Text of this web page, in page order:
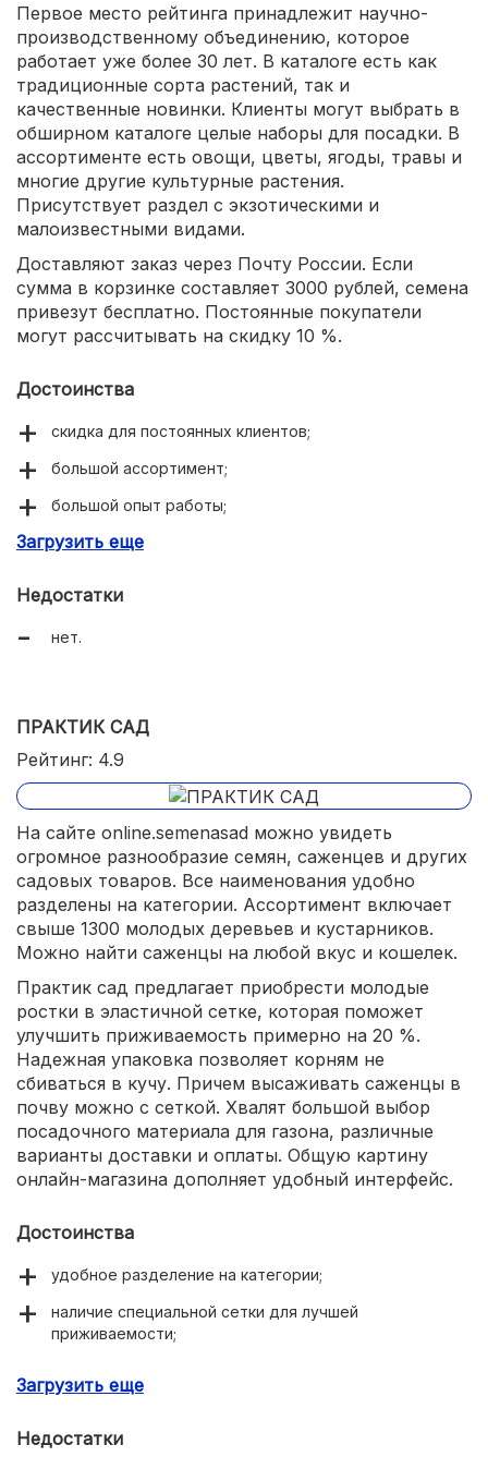
Первое место рейтинга принадлежит научно-
производственному объединению, которое
работает уже более 30 лет. В каталоге есть как
традиционные сорта растений, так и
качественные новинки. Клиенты могут выбрать в
обширном каталоге целые наборы для посадки. В
ассортименте есть овощи, цветы, ягоды, травы и
многие другие культурные растения.
Присутствует раздел с экзотическими и
малоизвестными видами.
Доставляют заказ через Почту России. Если
сумма в корзинке составляет 3000 рублей, семена
привезут бесплатно. Постоянные покупатели
могут рассчитывать на скидку 10 %.
Достоинства
скидка для постоянных клиентов;
большой ассортимент;
большой опыт работы;
много хороших отзывов;
Загрузить еще
Недостатки
нет.
ПРАКТИК САД
Рейтинг: 4.9
На сайте online.semenasad можно увидеть
огромное разнообразие семян, саженцев и других
садовых товаров. Все наименования удобно
разделены на категории. Ассортимент включает
свыше 1300 молодых деревьев и кустарников.
Можно найти саженцы на любой вкус и кошелек.
Практик сад предлагает приобрести молодые
ростки в эластичной сетке, которая поможет
улучшить приживаемость примерно на 20 %.
Надежная упаковка позволяет корням не
сбиваться в кучу. Причем высаживать саженцы в
почву можно с сеткой. Хвалят большой выбор
посадочного материала для газона, различные
варианты доставки и оплаты. Общую картину
онлайн-магазина дополняет удобный интерфейс.
Достоинства
удобное разделение на категории;
наличие специальной сетки для лучшей
приживаемости;
удобный интерфейс.
Загрузить еще
Недостатки